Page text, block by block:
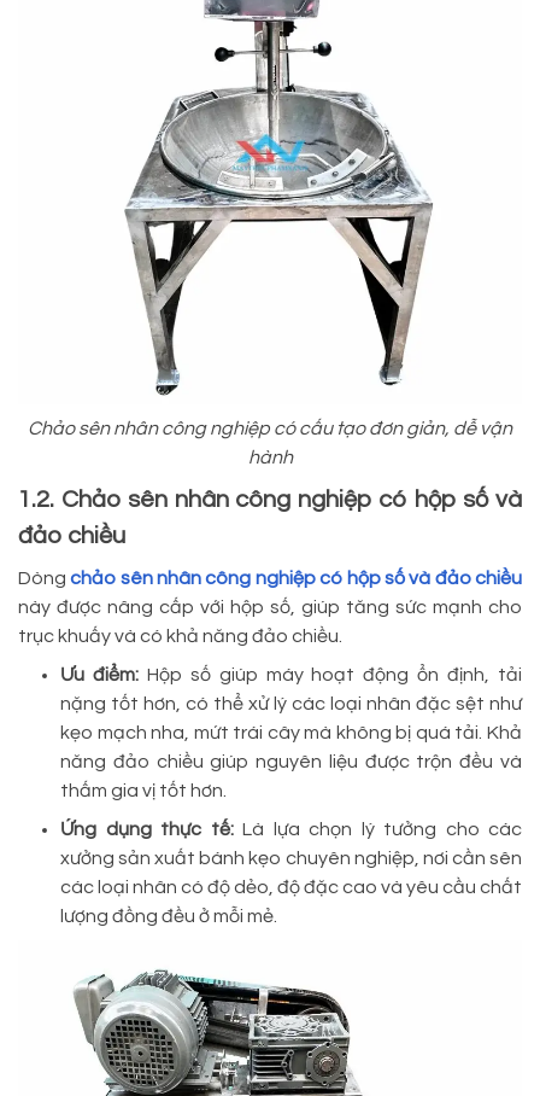
Chảo sên nhân công nghiệp có cấu tạo đơn giản, dễ vận
hành
1.2. Chảo sên nhân công nghiệp có hộp số và
đảo chiều
Dòngchảo sên nhân công nghiệp có hộp số và đảo chiều
này được nâng cấp với hộp số, giúp tăng sức mạnh cho
trục khuấy và có khả năng đảo chiều.
Ưu điểm:Hộp số giúp máy hoạt động ổn định, tải
nặng tốt hơn, có thể xử lý các loại nhân đặc sệt như
kẹo mạch nha, mứt trái cây mà không bị quá tải. Khả
năng đảo chiều giúp nguyên liệu được trộn đều và
thấm gia vị tốt hơn.
Ứng dụng thực tế:Là lựa chọn lý tưởng cho các
xưởng sản xuất bánh kẹo chuyên nghiệp, nơi cần sên
các loại nhân có độ dẻo, độ đặc cao và yêu cầu chất
lượng đồng đều ở mỗi mẻ.